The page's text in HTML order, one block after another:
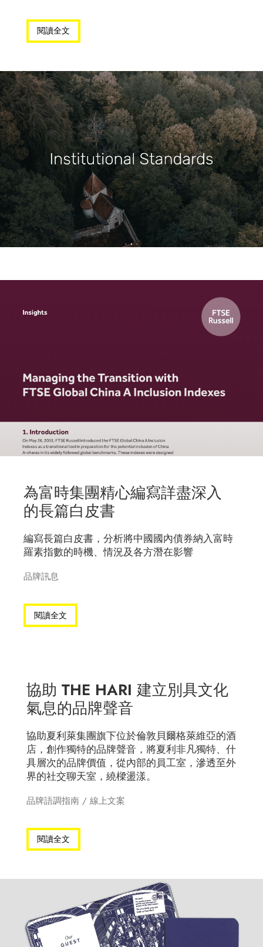
閱讀全文
為富時集團精心編寫詳盡深入
的長篇白皮書
編寫長篇白皮書，分析將中國國內債券納入富時
羅素指數的時機、情況及各方潛在影響
品牌訊息
閱讀全文
協助 THE HARI 建立別具文化
氣息的品牌聲音
協助夏利萊集團旗下位於倫敦貝爾格萊維亞的酒
店，創作獨特的品牌聲音，將夏利非凡獨特、什
具層次的品牌價值，從內部的員工室，滲透至外
界的社交聊天室，繞樑盪漾。
品牌語調指南/ 線上文案
閱讀全文